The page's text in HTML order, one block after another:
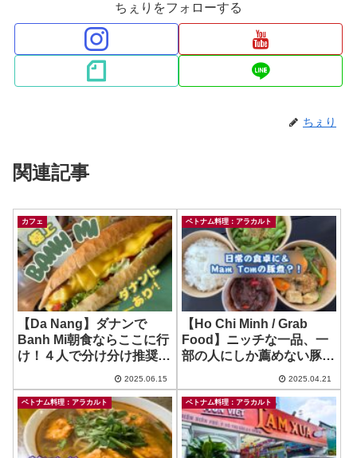
ちぇりをフォローする
ちぇり
関連記事
カフェ
【Da Nang】ダナンで
Banh Mi朝食ならここに行
け！４人で分け分け推奨！
2025.06.15
ベトナム料理：アラカルト
【Ho Chi Minh / Grab
Food】ニッチな一品、一
部の人にしか薦めない豚肉
Mama Nguyen’s Viet
Homecooking
2025.04.21
ベトナム料理：アラカルト ベトナム料理：アラカルト